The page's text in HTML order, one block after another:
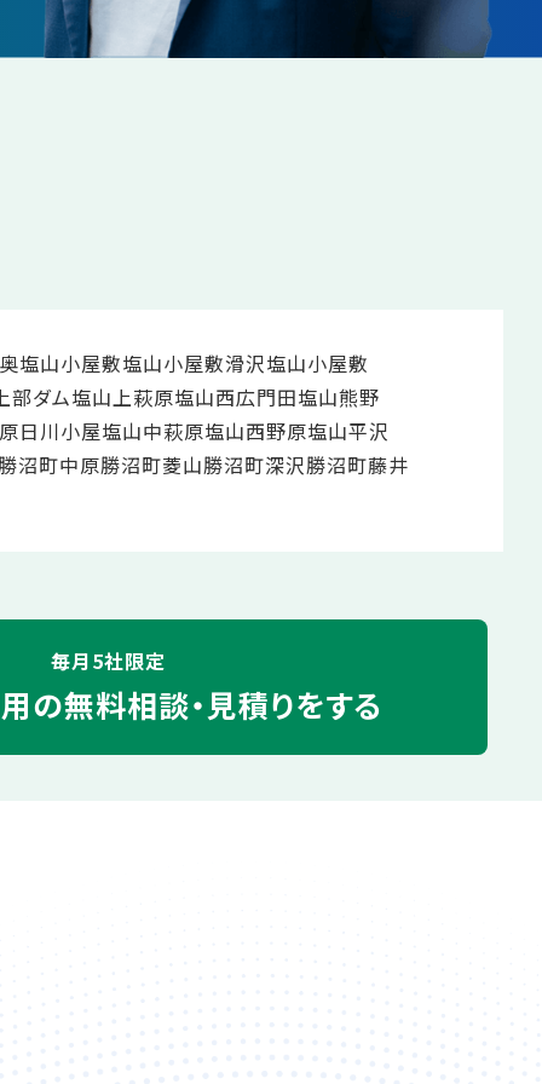
塩山小屋敷塩山小屋敷滑沢塩山小屋敷
部ダム塩山上萩原塩山西広門田塩山熊野
日川小屋塩山中萩原塩山西野原塩山平沢
沼町中原勝沼町菱山勝沼町深沢勝沼町藤井
毎月5社限定
の無料相談・見積りをする